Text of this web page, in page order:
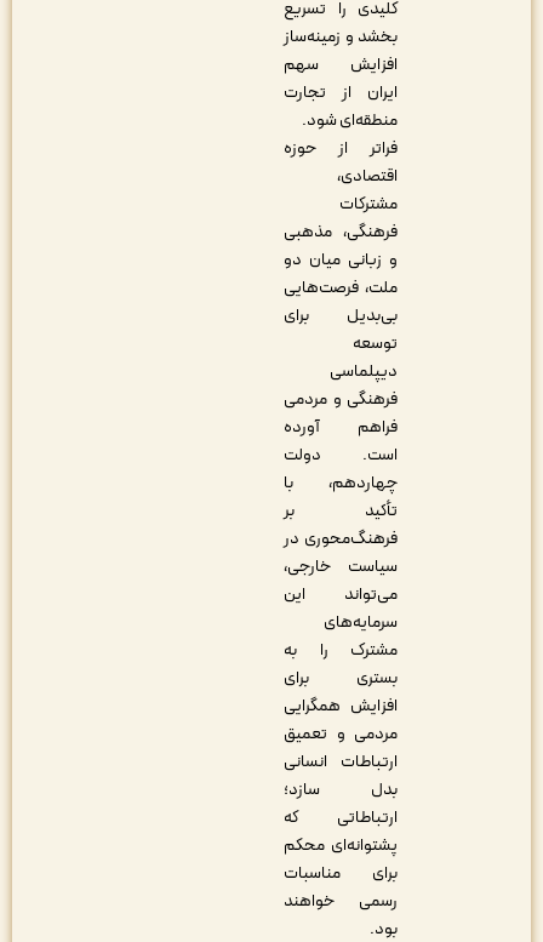
کلیدی را تسریع
بخشد و زمینه‌ساز
افزایش سهم
ایران از تجارت
منطقه‌ای شود.
فراتر از حوزه
اقتصادی،
مشترکات
فرهنگی، مذهبی
و زبانی میان دو
ملت، فرصت‌هایی
بی‌بدیل برای
دیپلماسی
فرهنگی و مردمی
فراهم آورده
است. دولت
چهاردهم، با
تأکید بر
فرهنگ‌محوری در
سیاست خارجی،
می‌تواند این
سرمایه‌های
مشترک را به
بستری برای
افزایش همگرایی
مردمی و تعمیق
ارتباطات انسانی
بدل سازد؛
ارتباطاتی که
پشتوانه‌ای محکم
برای مناسبات
رسمی خواهند